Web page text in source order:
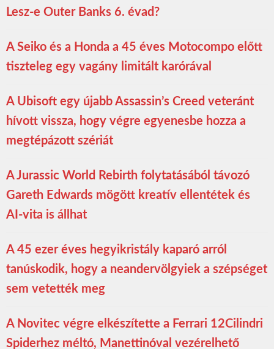
Lesz-e Outer Banks 6. évad?
A Seiko és a Honda a 45 éves Motocompo előtt
tiszteleg egy vagány limitált karórával
A Ubisoft egy újabb Assassin’s Creed veteránt
hívott vissza, hogy végre egyenesbe hozza a
megtépázott szériát
A Jurassic World Rebirth folytatásából távozó
Gareth Edwards mögött kreatív ellentétek és
AI-vita is állhat
A 45 ezer éves hegyikristály kaparó arról
tanúskodik, hogy a neandervölgyiek a szépséget
sem vetették meg
A Novitec végre elkészítette a Ferrari 12Cilindri
Spiderhez méltó, Manettinóval vezérelhető